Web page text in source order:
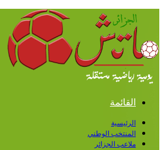
القائمة
الرئيسية
المنتخب الوطني
ملاعب الجزائر